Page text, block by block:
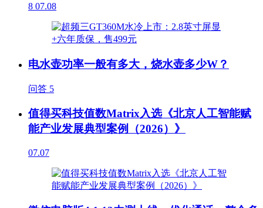
8 07.08
电水壶功率一般有多大，烧水壶多少W？
问答 5
值得买科技值数Matrix入选《北京人工智能赋
能产业发展典型案例（2026）》
07.07